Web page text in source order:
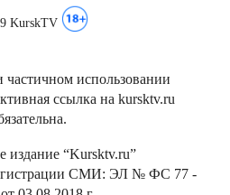
KurskTV
использовании
ссылка на kursktv.ru
“Kursktv.ru”
СМИ: ЭЛ № ФС 77 -